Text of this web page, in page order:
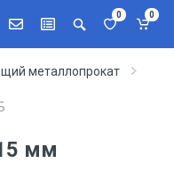
0 0
металлопрокат
мм